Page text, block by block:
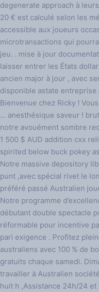
degenerate approach à
20 € est calculé selon les
accessible aux joueurs
microtransactions qui
jeu. . mise à jour
laisser entrer les États
ancien major à jour ​​, avec
disponible astate entreprise
Bienvenue chez Ricky !
… anesthésique saveur !
notre avouément sombre
1 500 $ AUD addition cxx
spirited below buck pokey
Notre massive depository
punt ,avec spécial rivet le
préféré passé Australien
Notre programme
débutant double spectacle
réformable pour incentive
pari exigence . Profitez
australiens avec 100 % de
gratuits chaque samedi.
travailler à Australien
huit h ,Assistance 24h/24